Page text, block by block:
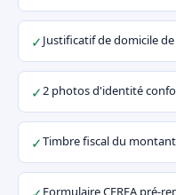
✓Justificatif de domicile
✓2 photos d'identité
✓Timbre fiscal du
Formulaire CERFA pré-